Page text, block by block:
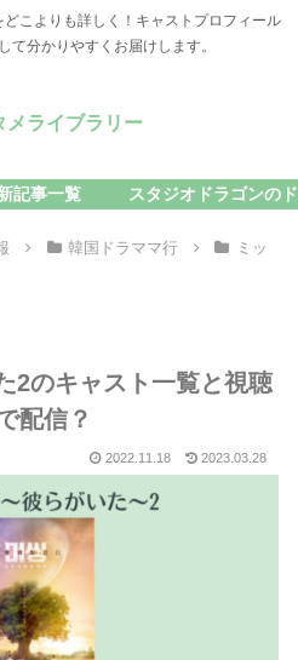
こよりも詳しく！キャストプロフィール
て分かりやすくお届けします。
メライブラリー
記事一覧 スタジオドラゴンの
韓国ドラママ行
ミッ
2のキャスト一覧と視聴
配信？
2022.11.18 2023.03.28